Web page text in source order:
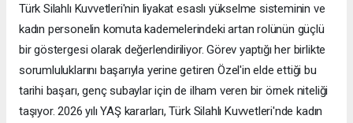
Türk Silahlı Kuvvetleri'nin liyakat esaslı yükselme sisteminin ve
kadın personelin komuta kademelerindeki artan rolünün güçlü
bir göstergesi olarak değerlendiriliyor. Görev yaptığı her birlikte
sorumluluklarını başarıyla yerine getiren Özel'in elde ettiği bu
tarihi başarı, genç subaylar için de ilham veren bir örnek niteliği
taşıyor. 2026 yılı YAŞ kararları, Türk Silahlı Kuvvetleri'nde kadın